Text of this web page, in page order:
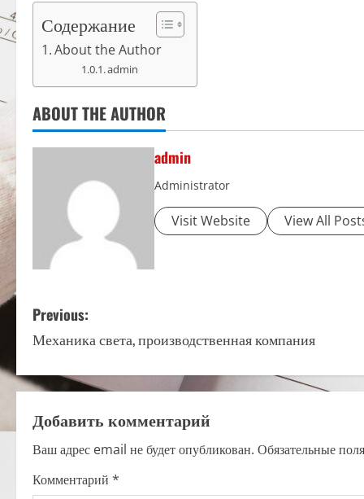
Содержание
About the Author
admin
ABOUT THE AUTHOR
admin
Administrator
Visit Website View All
P
o
s
t
n
a
Previous:
Механика света, производственная компания
Добавить комментарий
Ваш адрес email не будет опубликован. Обязательные
Комментарий *